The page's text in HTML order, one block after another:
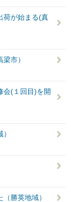
荷が始まる(真
市）
会(１回目)を開
勝英地域）